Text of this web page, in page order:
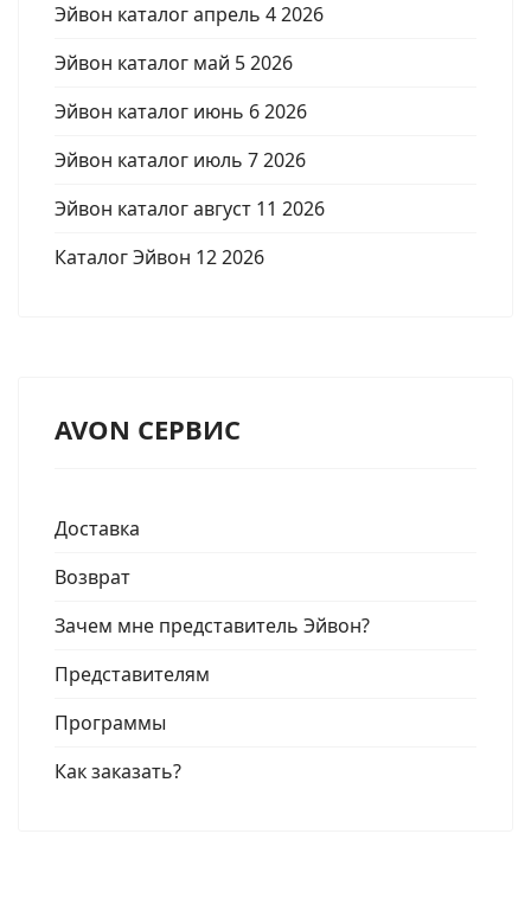
Эйвон каталог апрель 4 2026
Эйвон каталог май 5 2026
Эйвон каталог июнь 6 2026
Эйвон каталог июль 7 2026
Эйвон каталог август 11 2026
Каталог Эйвон 12 2026
AVON СЕРВИС
Доставка
Возврат
Зачем мне представитель Эйвон?
Представителям
Программы
Как заказать?